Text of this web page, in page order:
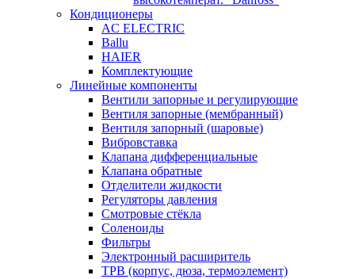
Кондиционеры
AC ELECTRIC
Ballu
HAIER
Комплектующие
Линейные компоненты
Вентили запорные и регулирующие
Вентиля запорные (мембранный)
Вентиля запорный (шаровые)
Вибровставка
Клапана дифференциальные
Клапана обратные
Отделители жидкости
Регуляторы давления
Смотровые стёкла
Соленоиды
Фильтры
Электронный расширитель
ТРВ (корпус, дюза, термоэлемент)